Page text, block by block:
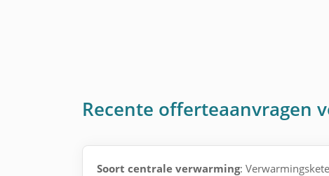
Recente offerteaanvragen
Soort centrale verwarming: